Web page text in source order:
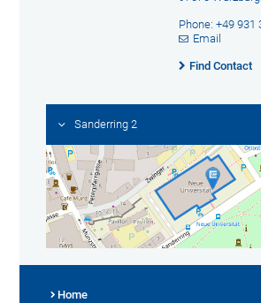
Phone: +49 931
Email
Find Contact
Sanderring 2
Home